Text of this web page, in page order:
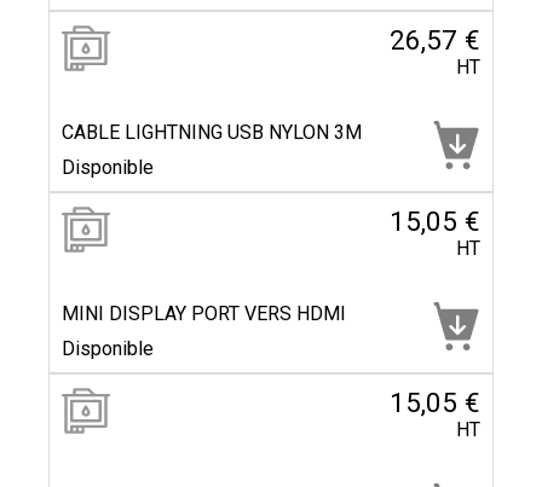
26,57 €
HT
CABLE LIGHTNING USB NYLON 3M
Disponible
15,05 €
HT
MINI DISPLAY PORT VERS HDMI
Disponible
15,05 €
HT